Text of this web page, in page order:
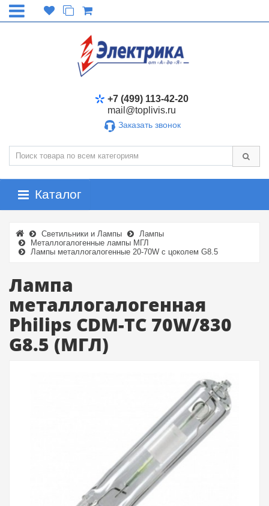
+7 (499) 113-42-20
mail@toplivis.ru
Заказать звонок
Каталог
Светильники и Лампы
Лампы
Металлогалогенные лампы МГЛ
Лампы металлогалогенные 20-70W с цоколем G8.5
Лампа
металлогалогенная
Philips CDM-TC 70W/830
G8.5 (МГЛ)